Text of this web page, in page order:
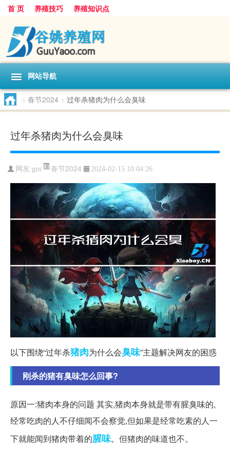
首 页 养殖技巧 养殖知识点
网站导航
> 春节2024 > 过年杀猪肉为什么会臭味
过年杀猪肉为什么会臭味
网友:gns 春节2024 2024-02-15 10:04:26
以下围绕“过年杀猪肉为什么会臭味”主题解决网友的困惑
刚杀的猪有臭味怎么回事?
原因一:猪肉本身的问题 其实,猪肉本身就是带有腥臭味的,
经常吃肉的人不仔细闻不会察觉,但如果是经常吃素的人一
下就能闻到猪肉带着的腥味。但猪肉的味道也不。